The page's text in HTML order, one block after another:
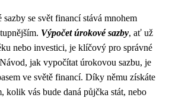
se svět financí stává mnohem
Výpočet úrokové sazby, ať už
nebo investici, je klíčový pro správné
jak vypočítat úrokovou sazbu, je
ve světě financí. Díky němu získáte
kolik vás bude daná půjčka stát, nebo